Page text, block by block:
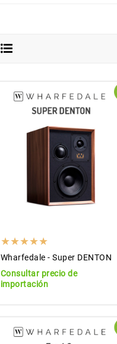
Wharfedale - Super DENTON
Consultar precio de
importación